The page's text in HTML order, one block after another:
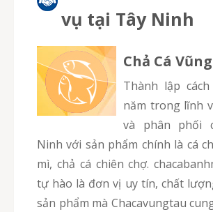
vụ tại Tây Ninh
Chả Cá
Thành lập cách đây hơn 5
năm trong lĩnh
và phân phối
Ninh với sản phẩm chính là cá
mì, chả cá chiên chợ.
tự hào là đơn vị uy tín, chất
sản phẩm mà Chacavungtau